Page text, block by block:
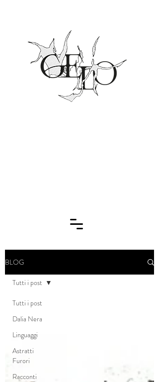
BLOG
Tutti i post
Dalia Nera
Linguaggi
Astratti
Furori
Racconti
Tutti i post